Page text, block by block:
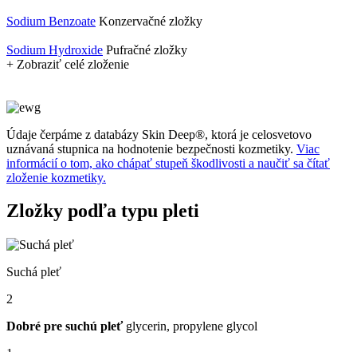
Sodium Benzoate Konzervačné zložky
Sodium Hydroxide Pufračné zložky
+ Zobraziť celé zloženie
Údaje čerpáme z databázy Skin Deep®, ktorá je celosvetovo
uznávaná stupnica na hodnotenie bezpečnosti kozmetiky. Viac
informácií o tom, ako chápať stupeň škodlivosti a naučiť sa čítať
zloženie kozmetiky.
Zložky podľa typu pleti
Suchá pleť
2
Dobré pre suchú pleť glycerin, propylene glycol